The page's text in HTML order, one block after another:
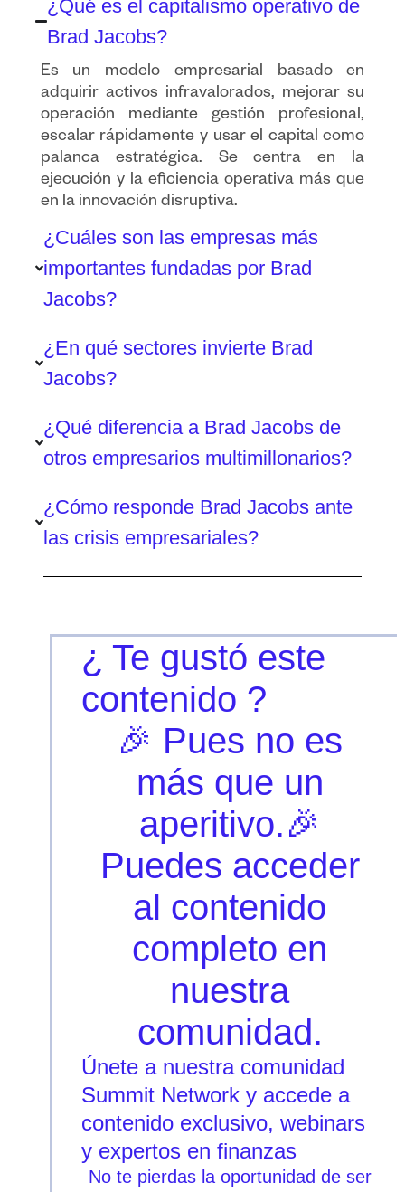
¿Qué es el capitalismo operativo de
Brad Jacobs?
Es un modelo empresarial basado en
adquirir activos infravalorados, mejorar su
operación mediante gestión profesional,
escalar rápidamente y usar el capital como
palanca estratégica. Se centra en la
ejecución y la eficiencia operativa más que
en la innovación disruptiva.
¿Cuáles son las empresas más
importantes fundadas por Brad
Jacobs?
¿En qué sectores invierte Brad
Jacobs?
¿Qué diferencia a Brad Jacobs de
otros empresarios multimillonarios?
¿Cómo responde Brad Jacobs ante
las crisis empresariales?
¿ Te gustó este
contenido ?
🎉 Pues no es
más que un
aperitivo.🎉
Puedes acceder
al contenido
completo en
nuestra
comunidad.
Únete a nuestra comunidad
Summit Network y accede a
contenido exclusivo, webinars
y expertos en finanzas
No te pierdas la oportunidad de ser